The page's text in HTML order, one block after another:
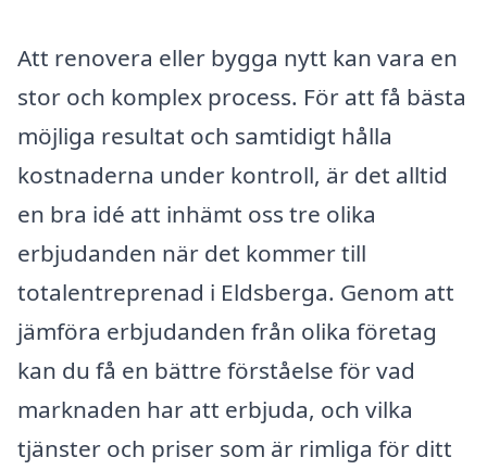
Att renovera eller bygga nytt kan vara en
stor och komplex process. För att få bästa
möjliga resultat och samtidigt hålla
kostnaderna under kontroll, är det alltid
en bra idé att inhämt oss tre olika
erbjudanden när det kommer till
totalentreprenad i Eldsberga. Genom att
jämföra erbjudanden från olika företag
kan du få en bättre förståelse för vad
marknaden har att erbjuda, och vilka
tjänster och priser som är rimliga för ditt